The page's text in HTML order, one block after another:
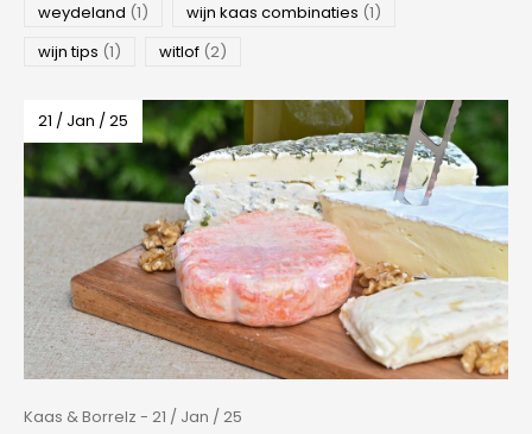
weydeland (1) wijn kaas combinaties (1)
wijn tips (1) witlof (2)
21 / Jan / 25
Kaas & Borrelz - 21 / Jan / 25